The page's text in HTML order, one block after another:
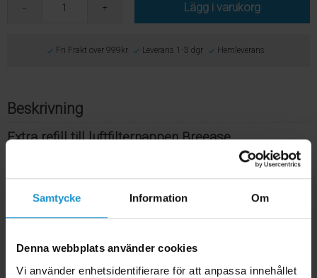
Samtycke Information Om
Denna webbplats använder cookies
Vi använder enhetsidentifierare för att anpassa innehållet
Lägg i varukorg
Fri Frakt över 999kr Leverans 1-3 dgr Hemleverans
Beskrivning
Extra refill till luftfilternappen Breease
Extra refill till den patenterade luftfilternappen Breease. Enligt
Säljs i 14-pack och finns i färgerna blå, grön och rosa.
Tillbaka